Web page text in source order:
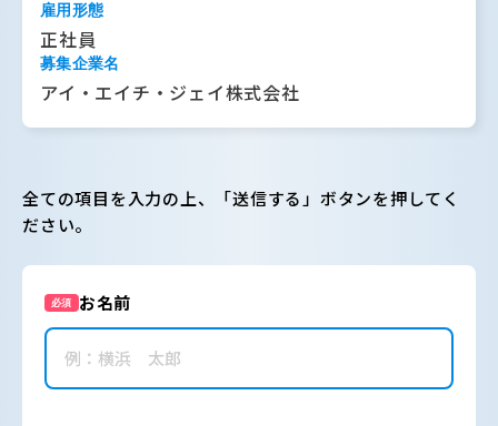
雇用形態
正社員
募集企業名
アイ・エイチ・ジェイ株式会社
全ての項目を入力の上、「送信する」ボタンを押してく
ださい。
必須 お名前